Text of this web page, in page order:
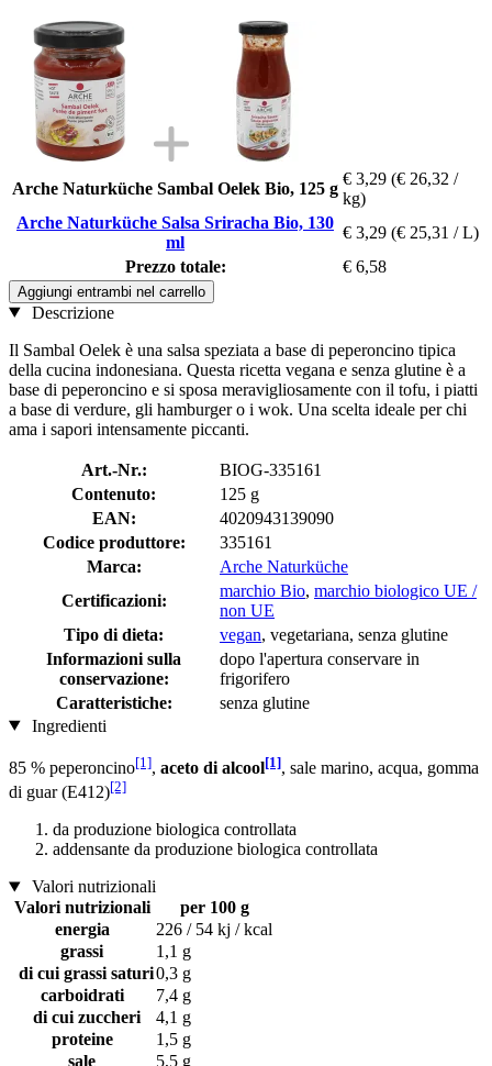
Arche Naturküche Sambal Oelek Bio, 125 g
€ 3,29 (€ 26,32 /
kg)
Arche Naturküche Salsa Sriracha Bio, 130
ml
€ 3,29 (€ 25,31 / L)
Prezzo totale:
€ 6,58
Aggiungi entrambi nel carrello
Descrizione
Il Sambal Oelek è una salsa speziata a base di peperoncino tipica
della cucina indonesiana. Questa ricetta vegana e senza glutine è a
base di peperoncino e si sposa meravigliosamente con il tofu, i piatti
a base di verdure, gli hamburger o i wok. Una scelta ideale per chi
ama i sapori intensamente piccanti.
Art.-Nr.:
BIOG-335161
Contenuto:
125 g
EAN:
4020943139090
Codice produttore:
335161
Marca:
Arche Naturküche
Certificazioni:
marchio Bio, marchio biologico UE /
non UE
Tipo di dieta:
vegan, vegetariana, senza glutine
Informazioni sulla
conservazione:
dopo l'apertura conservare in
frigorifero
Caratteristiche:
senza glutine
Ingredienti
85 % peperoncino[1], aceto di alcool[1], sale marino, acqua, gomma
di guar (E412)[2]
da produzione biologica controllata
addensante da produzione biologica controllata
Valori nutrizionali
Valori nutrizionali
per 100 g
energia
226 / 54 kj / kcal
grassi
1,1 g
di cui grassi saturi0,3 g
carboidrati
7,4 g
di cui zuccheri
4,1 g
proteine
1,5 g
sale
5,5 g